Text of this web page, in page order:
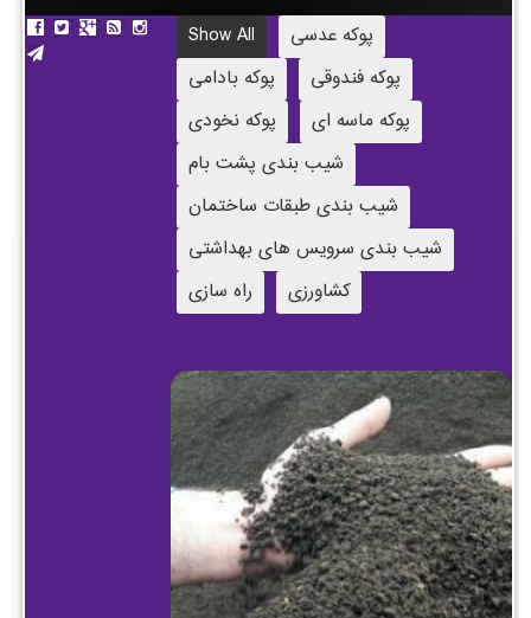
Show All
پوکه عدسی
پوکه بادامی
پوکه فندوقی
پوکه نخودی
پوکه ماسه ای
شیب بندی پشت بام
شیب بندی طبقات ساختمان
شیب بندی سرویس های بهداشتی
راه سازی
کشاورزی